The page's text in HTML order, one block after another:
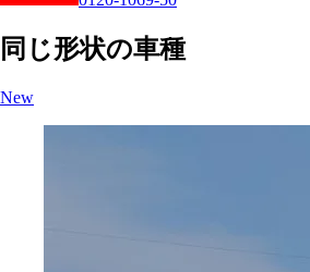
同じ形状の車種
New